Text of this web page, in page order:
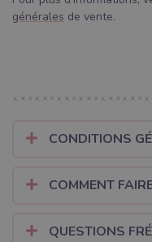
générales de vente.
CONDITIONS
COMMENT
QUESTIONS